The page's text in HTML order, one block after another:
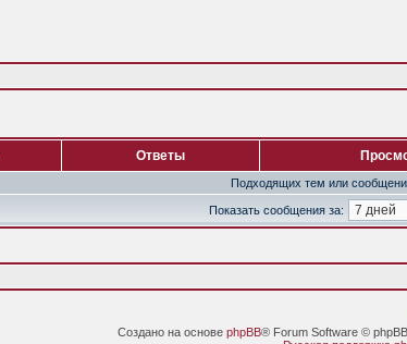
Ответы
Подходящих тем или
Показать сообщения за:
Создано на основе phpBB® Forum Software ©